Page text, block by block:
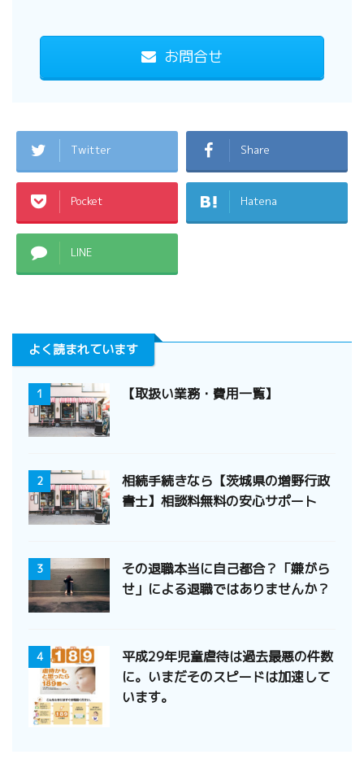
お問合せ
Twitter Share
Pocket Hatena
LINE
よく読まれています
1 【取扱い業務・費用一覧】
2
相続手続きなら【茨城県の増野行政
書士】相談料無料の安心サポート
3
その退職本当に自己都合？「嫌がら
せ」による退職ではありませんか？
4
平成29年児童虐待は過去最悪の件数
に。いまだそのスピードは加速して
います。